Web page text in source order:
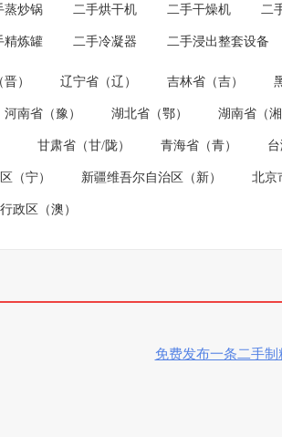
蒸炒锅 二手烘干机 二手干燥机 二
精炼罐 二手冷凝器 二手浸出整套设备
） 辽宁省（辽） 吉林省（吉）
河南省（豫） 湖北省（鄂） 湖南省（湘
甘肃省（甘/陇） 青海省（青） 台
（宁） 新疆维吾尔自治区（新） 北京
政区（澳）
免费发布一条二手制